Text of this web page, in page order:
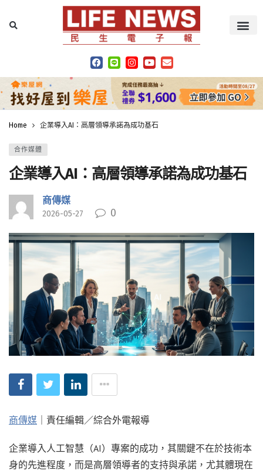
Home 企業導入AI：高層領導承諾為成功基石
合作媒體
企業導入AI：高層領導承諾為成功基石
商傳媒
2026-05-27 0
商傳媒 ｜責任編輯／綜合外電報導
企業導入人工智慧（AI）專案的成功，其關鍵不在於技術本
身的先進程度，而是高層領導者的支持與承諾，尤其體現在